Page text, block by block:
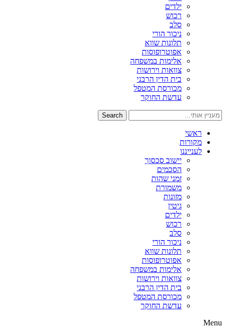
ילדים
רכוש
סלב
ניכור הורי
תלונות שווא
אפוטרופוסות
אלימות במשפחה
צוואות וירושות
בית הדין הרבני
מכורסת המטפל
עדשת החוקר
Search
ראשי
מקורות
לענייננו
יישוב סכסוך
הסכמים
זמני שהות
משמורת
מזונות
גיטין
ילדים
רכוש
סלב
ניכור הורי
תלונות שווא
אפוטרופוסות
אלימות במשפחה
צוואות וירושות
בית הדין הרבני
מכורסת המטפל
עדשת החוקר
Menu